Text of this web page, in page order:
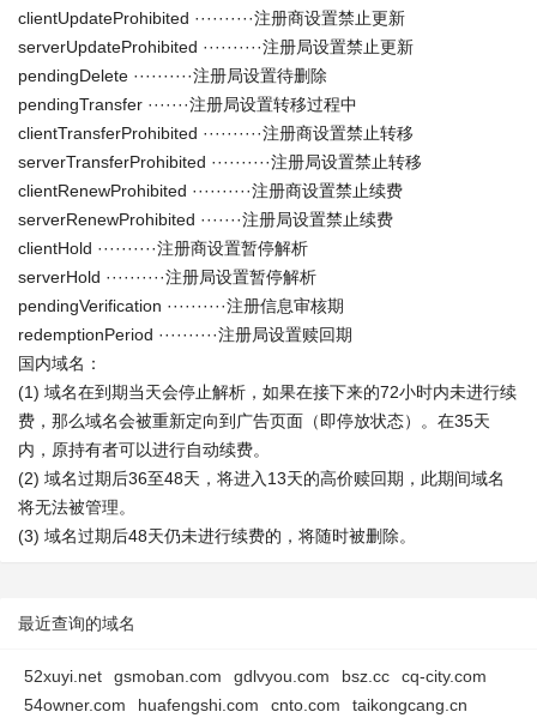
clientUpdateProhibited ··········注册商设置禁止更新
serverUpdateProhibited ··········注册局设置禁止更新
pendingDelete ··········注册局设置待删除
pendingTransfer ·······注册局设置转移过程中
clientTransferProhibited ··········注册商设置禁止转移
serverTransferProhibited ··········注册局设置禁止转移
clientRenewProhibited ··········注册商设置禁止续费
serverRenewProhibited ·······注册局设置禁止续费
clientHold ··········注册商设置暂停解析
serverHold ··········注册局设置暂停解析
pendingVerification ··········注册信息审核期
redemptionPeriod ··········注册局设置赎回期
国内域名：
(1) 域名在到期当天会停止解析，如果在接下来的72小时内未进行续
费，那么域名会被重新定向到广告页面（即停放状态）。在35天
内，原持有者可以进行自动续费。
(2) 域名过期后36至48天，将进入13天的高价赎回期，此期间域名
将无法被管理。
(3) 域名过期后48天仍未进行续费的，将随时被删除。
最近查询的域名
52xuyi.net gsmoban.com gdlvyou.com bsz.cc
cq-city.com
54owner.com
huafengshi.com cnto.com
taikongcang.cn